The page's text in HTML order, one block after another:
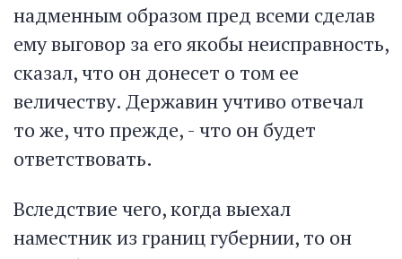
надменным образом пред всеми сделав
ему выговор за его якобы неисправность,
сказал, что он донесет о том ее
величеству. Державин учтиво отвечал
то же, что прежде, - что он будет
ответствовать.
Вследствие чего, когда выехал
наместник из границ губернии, то он